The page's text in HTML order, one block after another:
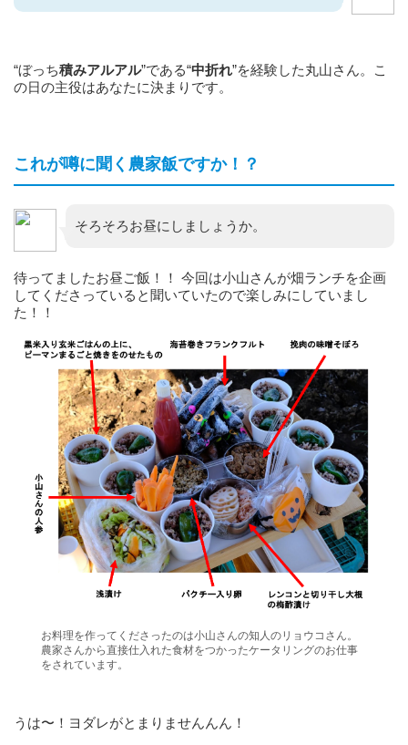
“ぼっち積みアルアル”である“中折れ”を経験した丸山さん。こ
の日の主役はあなたに決まりです。
これが噂に聞く農家飯ですか！？
そろそろお昼にしましょうか。
待ってましたお昼ご飯！！ 今回は小山さんが畑ランチを企画
してくださっていると聞いていたので楽しみにしていまし
た！！
お料理を作ってくださったのは小山さんの知人のリョウコさん。
農家さんから直接仕入れた食材をつかったケータリングのお仕事
をされています。
うは〜！ヨダレがとまりませんんん！